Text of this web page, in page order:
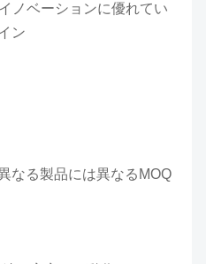
ノベーションに優れてい
ン
なる製品には異なるMOQ